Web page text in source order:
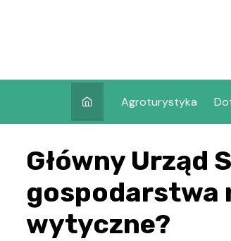
Agroturystyka
Główny
gospodarstwa
wytyczne?